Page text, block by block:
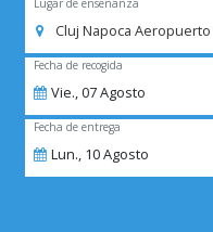
Lugar de enseñanza
Cluj Napoca Aeropuerto
Fecha de recogida
Vie.,07Agosto
Fecha de entrega
Lun., 10Agosto